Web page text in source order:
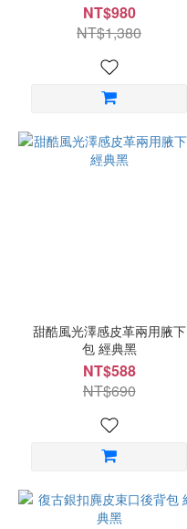
NT$980
NT$1,380
甜酷風光澤感皮革兩用腋下
包 經典黑
NT$588
NT$690